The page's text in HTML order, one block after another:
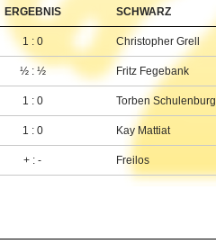
ERGEBNIS SCHWARZ
1 : 0 Christopher Grell
½ : ½ Fritz Fegebank
1 : 0 Torben Schulenburg
1 : 0 Kay Mattiat
+ : - Freilos